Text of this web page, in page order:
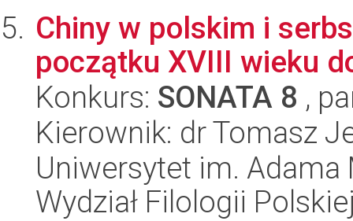
Chiny w polskim i
początku XVIII wieku
Konkurs: SONATA 8 ,
Kierownik: dr Tomasz
Uniwersytet im.
Wydział Filologii